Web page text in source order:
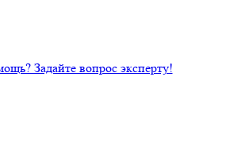
Задайте вопрос эксперту!